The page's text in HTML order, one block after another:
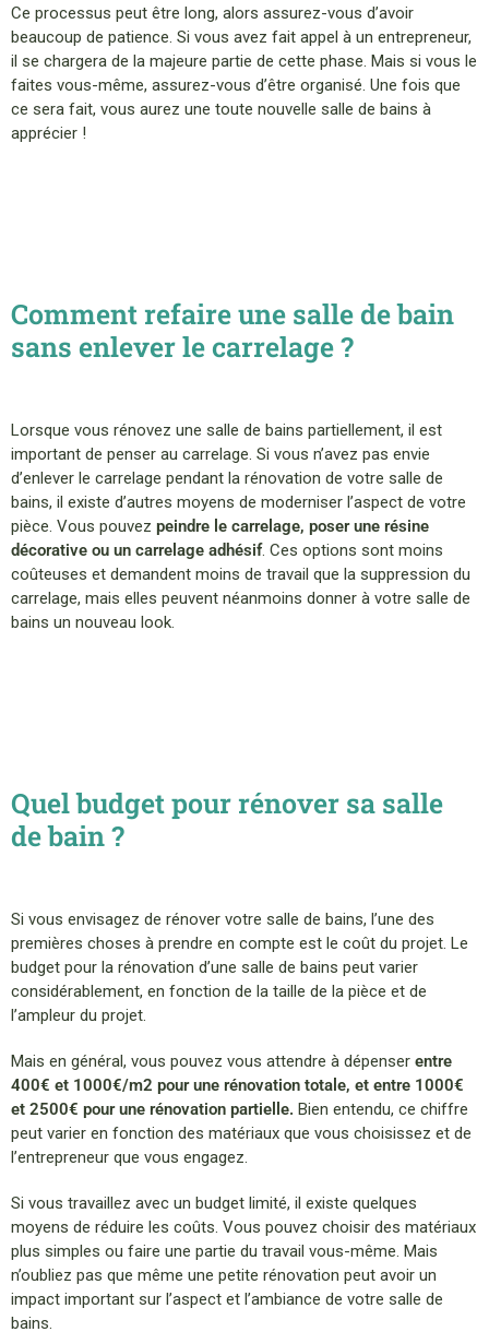
Ce processus peut être long, alors assurez-vous d’avoir
beaucoup de patience. Si vous avez fait appel à un entrepreneur,
il se chargera de la majeure partie de cette phase. Mais si vous le
faites vous-même, assurez-vous d’être organisé. Une fois que
ce sera fait, vous aurez une toute nouvelle salle de bains à
apprécier !
Comment refaire une salle de bain
sans enlever le carrelage ?
Lorsque vous rénovez une salle de bains partiellement, il est
important de penser au carrelage. Si vous n’avez pas envie
d’enlever le carrelage pendant la rénovation de votre salle de
bains, il existe d’autres moyens de moderniser l’aspect de votre
pièce. Vous pouvez peindre le carrelage, poser une résine
décorative ou un carrelage adhésif. Ces options sont moins
coûteuses et demandent moins de travail que la suppression du
carrelage, mais elles peuvent néanmoins donner à votre salle de
bains un nouveau look.
Quel budget pour rénover sa salle
de bain ?
Si vous envisagez de rénover votre salle de bains, l’une des
premières choses à prendre en compte est le coût du projet. Le
budget pour la rénovation d’une salle de bains peut varier
considérablement, en fonction de la taille de la pièce et de
l’ampleur du projet.
Mais en général, vous pouvez vous attendre à dépenser entre
400€ et 1000€/m2 pour une rénovation totale, et entre 1000€
et 2500€ pour une rénovation partielle. Bien entendu, ce chiffre
peut varier en fonction des matériaux que vous choisissez et de
l’entrepreneur que vous engagez.
Si vous travaillez avec un budget limité, il existe quelques
moyens de réduire les coûts. Vous pouvez choisir des matériaux
plus simples ou faire une partie du travail vous-même. Mais
n’oubliez pas que même une petite rénovation peut avoir un
impact important sur l’aspect et l’ambiance de votre salle de
bains.